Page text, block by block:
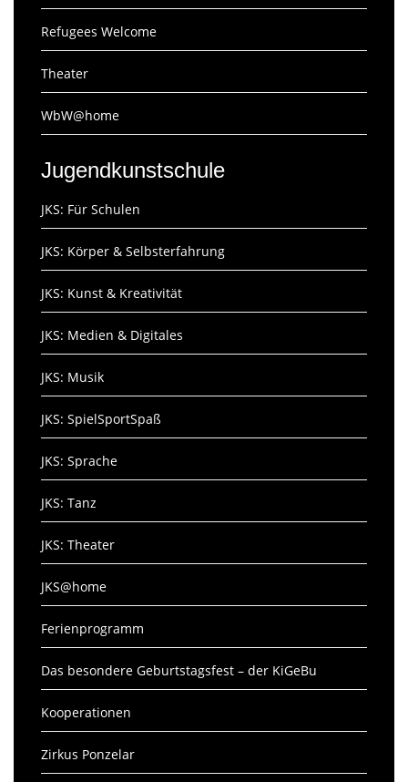
Refugees Welcome
Theater
WbW@home
Jugendkunstschule
JKS: Für Schulen
JKS: Körper & Selbsterfahrung
JKS: Kunst & Kreativität
JKS: Medien & Digitales
JKS: Musik
JKS: SpielSportSpaß
JKS: Sprache
JKS: Tanz
JKS: Theater
JKS@home
Ferienprogramm
Das besondere Geburtstagsfest – der KiGeBu
Kooperationen
Zirkus Ponzelar